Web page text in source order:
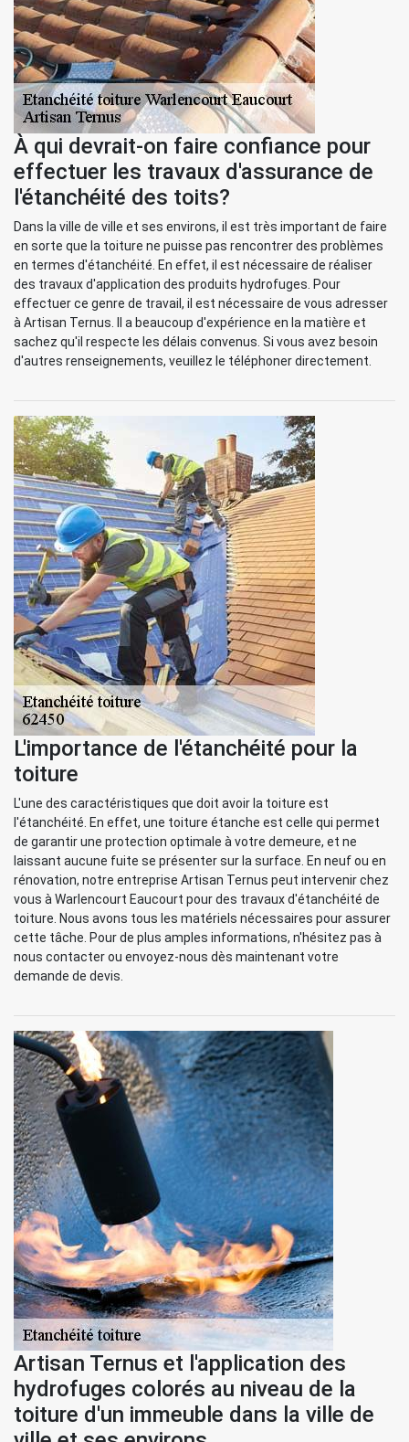
À qui devrait-on faire confiance pour
effectuer les travaux d'assurance de
l'étanchéité des toits?
Dans la ville de ville et ses environs, il est très important de faire
en sorte que la toiture ne puisse pas rencontrer des problèmes
en termes d'étanchéité. En effet, il est nécessaire de réaliser
des travaux d'application des produits hydrofuges. Pour
effectuer ce genre de travail, il est nécessaire de vous adresser
à Artisan Ternus. Il a beaucoup d'expérience en la matière et
sachez qu'il respecte les délais convenus. Si vous avez besoin
d'autres renseignements, veuillez le téléphoner directement.
L'importance de l'étanchéité pour la
toiture
L'une des caractéristiques que doit avoir la toiture est
l'étanchéité. En effet, une toiture étanche est celle qui permet
de garantir une protection optimale à votre demeure, et ne
laissant aucune fuite se présenter sur la surface. En neuf ou en
rénovation, notre entreprise Artisan Ternus peut intervenir chez
vous à Warlencourt Eaucourt pour des travaux d'étanchéité de
toiture. Nous avons tous les matériels nécessaires pour assurer
cette tâche. Pour de plus amples informations, n'hésitez pas à
nous contacter ou envoyez-nous dès maintenant votre
demande de devis.
Artisan Ternus et l'application des
hydrofuges colorés au niveau de la
toiture d'un immeuble dans la ville de